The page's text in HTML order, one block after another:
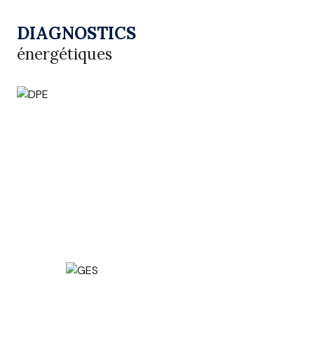
DIAGNOSTICS
énergétiques